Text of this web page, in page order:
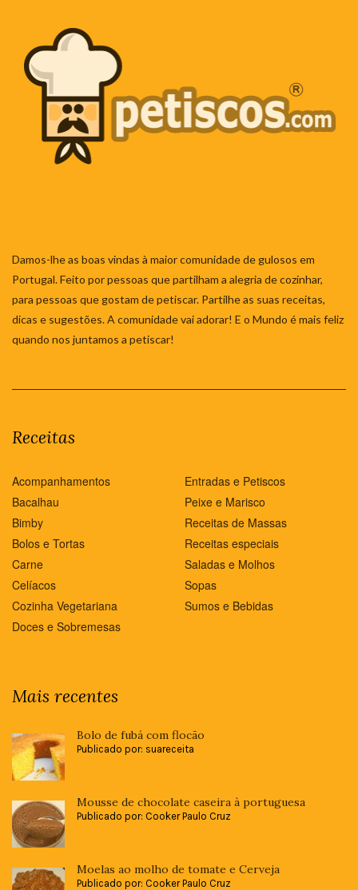
Damos-lhe as boas vindas à maior comunidade de gulosos em
Portugal. Feito por pessoas que partilham a alegria de cozinhar,
para pessoas que gostam de petiscar. Partilhe as suas receitas,
dicas e sugestões. A comunidade vai adorar! E o Mundo é mais feliz
quando nos juntamos a petiscar!
Receitas
Acompanhamentos
Bacalhau
Bimby
Bolos e Tortas
Carne
Celíacos
Cozinha Vegetariana
Doces e Sobremesas
Entradas e Petiscos
Peixe e Marisco
Receitas de Massas
Receitas especiais
Saladas e Molhos
Sopas
Sumos e Bebidas
Mais recentes
Bolo de fubá com flocão
Publicado por: suareceita
Mousse de chocolate caseira à portuguesa
Publicado por: Cooker Paulo Cruz
Moelas ao molho de tomate e Cerveja
Publicado por: Cooker Paulo Cruz